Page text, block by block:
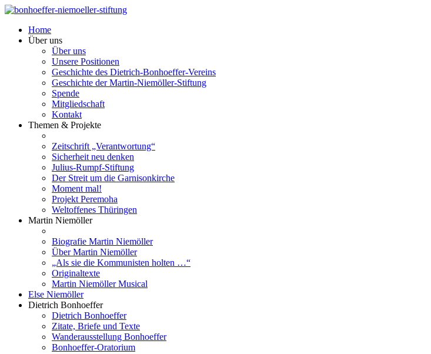
Home
Über uns
Über uns
Unsere Positionen
Geschichte des Dietrich-Bonhoeffer-Vereins
Geschichte der Martin-Niemöller-Stiftung
Spende
Mitgliedschaft
Kontakt
Themen & Projekte
Zeitschrift „Verantwortung“
Sicherheit neu denken
Julius-Rumpf-Stiftung
Der Streit um die Garnisonkirche
Moment mal!
Projekt Peremoha
Weltoffenes Thüringen
Martin Niemöller
Biografie Martin Niemöller
Über Martin Niemöller
„Als sie die Kommunisten holten …“
Originaltexte
Martin Niemöller Musical
Else Niemöller
Dietrich Bonhoeffer
Dietrich Bonhoeffer
Zitate, Briefe und Texte
Wanderausstellung Bonhoeffer
Bonhoeffer-Oratorium